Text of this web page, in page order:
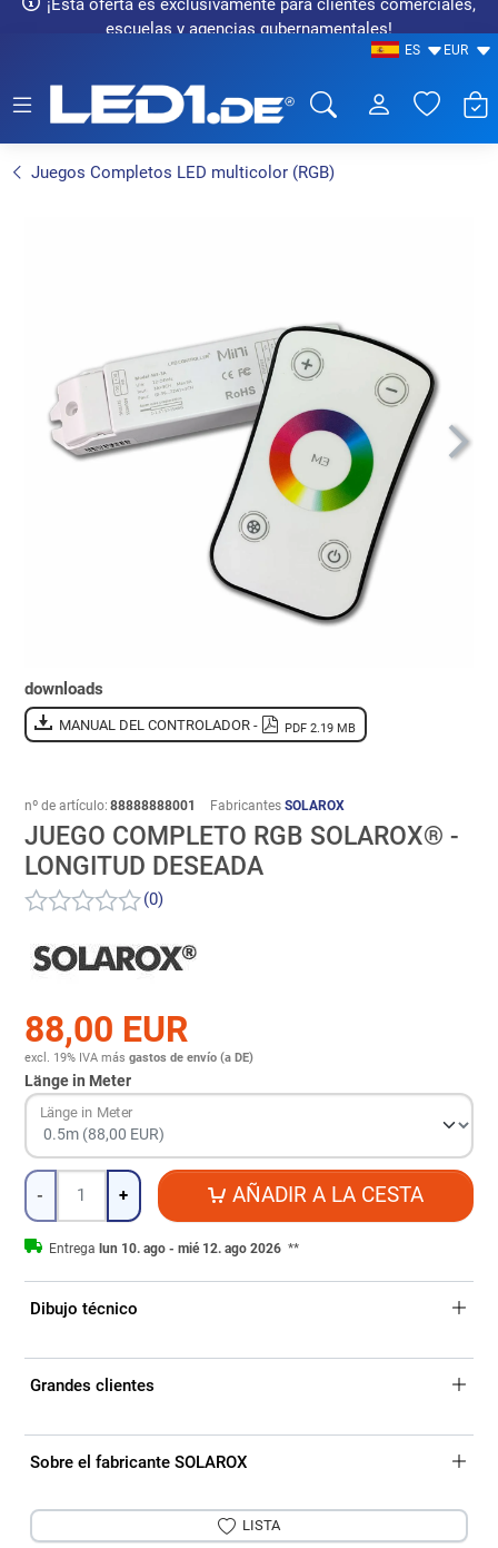
¡Esta oferta es exclusivamente para clientes comerciales,
escuelas y agencias gubernamentales!
ES EUR
Juegos Completos LED multicolor (RGB)

downloads
MANUAL DEL CONTROLADOR - PDF 2.19 MB
nº de artículo: 88888888001 Fabricantes SOLAROX
JUEGO COMPLETO RGB SOLAROX® -
LONGITUD DESEADA
(0)
88,00 EUR
excl. 19% IVA más gastos de envío (a DE)
Länge in Meter
Länge in Meter
Cantidad
- + AÑADIR A LA CESTA
Entrega lun 10. ago - mié 12. ago 2026 **
Dibujo técnico
Grandes clientes
Sobre el fabricante SOLAROX
LISTA